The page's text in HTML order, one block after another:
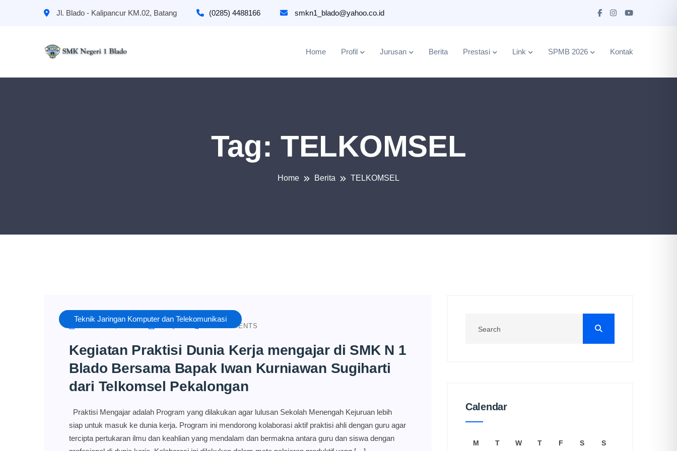
Jl. Blado - Kalipancur KM.02, Batang (0285) 4488166 smkn1_blado@yahoo.co.id
Home Profil Jurusan Berita Prestasi Link SPMB 2026 Kontak
Tag:TELKOMSEL
Home Berita TELKOMSEL
Teknik Jaringan Komputer dan Telekomunikasi
NO COMMENTS
Kegiatan Praktisi Dunia Kerja mengajar di SMK N 1
Blado Bersama Bapak Iwan Kurniawan Sugiharti
dari Telkomsel Pekalongan
Praktisi Mengajar adalah Program yang dilakukan agar lulusan Sekolah Menengah Kejuruan lebih
siap untuk masuk ke dunia kerja. Program ini mendorong kolaborasi aktif praktisi ahli dengan guru agar
tercipta pertukaran ilmu dan keahlian yang mendalam dan bermakna antara guru dan siswa dengan
Calendar
M T W T F S S